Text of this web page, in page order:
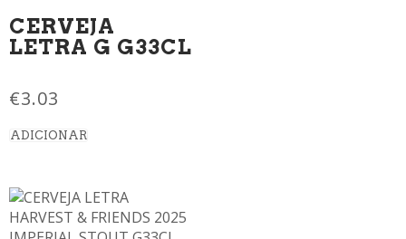
CERVEJA
LETRA G G33CL
€3.03
ADICIONAR